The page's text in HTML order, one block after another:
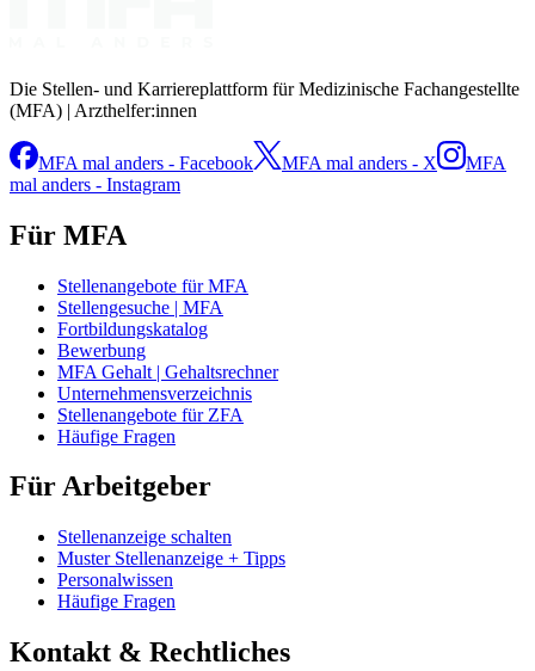
Die Stellen- und Karriereplattform für Medizinische Fachangestellte
(MFA) | Arzthelfer:innen
MFA mal anders - Facebook MFA mal anders - X
MFA
mal anders - Instagram
Für MFA
Stellenangebote für MFA
Stellengesuche | MFA
Fortbildungskatalog
Bewerbung
MFA Gehalt | Gehaltsrechner
Unternehmensverzeichnis
Stellenangebote für ZFA
Häufige Fragen
Für Arbeitgeber
Stellenanzeige schalten
Muster Stellenanzeige + Tipps
Personalwissen
Häufige Fragen
Kontakt & Rechtliches